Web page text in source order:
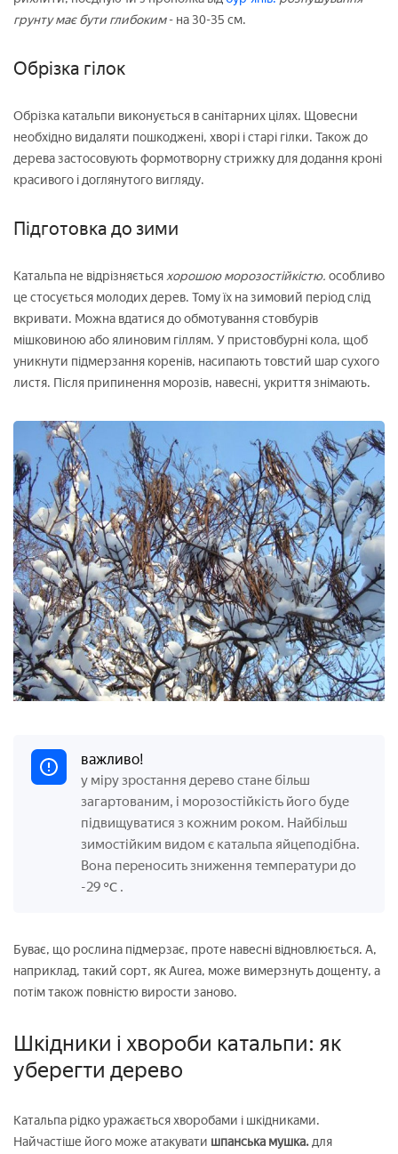
грунту має бути глибоким- на 30-35 см.
Обрізка гілок
Обрізка катальпи виконується в санітарних цілях. Щовесни
необхідно видаляти пошкоджені, хворі і старі гілки. Також до
дерева застосовують формотворну стрижку для додання кроні
красивого і доглянутого вигляду.
Підготовка до зими
Катальпа не відрізняєтьсяхорошою морозостійкістю. особливо
це стосується молодих дерев. Тому їх на зимовий період слід
вкривати. Можна вдатися до обмотування стовбурів
мішковиною або ялиновим гіллям. У пристовбурні кола, щоб
уникнути підмерзання коренів, насипають товстий шар сухого
листя. Після припинення морозів, навесні, укриття знімають.
важливо!
у міру зростання дерево стане більш
загартованим, і морозостійкість його буде
підвищуватися з кожним роком. Найбільш
зимостійким видом є катальпа яйцеподібна.
Вона переносить зниження температури до
-29 °C .
Буває, що рослина підмерзає, проте навесні відновлюється. А,
наприклад, такий сорт, як Aurea, може вимерзнуть дощенту, а
потім також повністю вирости заново.
Шкідники і хвороби катальпи: як
уберегти дерево
Катальпа рідко уражається хворобами і шкідниками.
Найчастіше його може атакувати шпанська мушка.для